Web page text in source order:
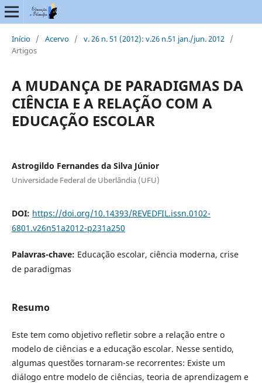
Início / Acervo / v. 26 n. 51 (2012): v.26 n.51 jan./jun. 2012 /
Artigos
A MUDANÇA DE PARADIGMAS DA
CIÊNCIA E A RELAÇÃO COM A
EDUCAÇÃO ESCOLAR
Astrogildo Fernandes da Silva Júnior
Universidade Federal de Uberlândia (UFU)
DOI: https://doi.org/10.14393/REVEDFIL.issn.0102-
6801.v26n51a2012-p231a250
Palavras-chave: Educação escolar, ciência moderna, crise
de paradigmas
Resumo
Este tem como objetivo refletir sobre a relação entre o
modelo de ciências e a educação escolar. Nesse sentido,
algumas questões tornaram-se recorrentes: Existe um
diálogo entre modelo de ciências, teoria de aprendizagem e